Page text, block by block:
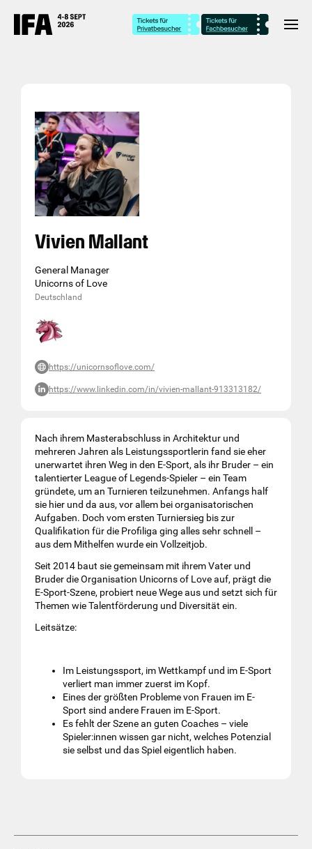
Vivien Mallant
General Manager
Unicorns of Love
Deutschland
https://unicornsoflove.com/
https://www.linkedin.com/in/vivien-mallant-913313182/
Nach ihrem Masterabschluss in Architektur und
mehreren Jahren als Leistungssportlerin fand sie eher
unerwartet ihren Weg in den E-Sport, als ihr Bruder – ein
talentierter League of Legends-Spieler – ein Team
gründete, um an Turnieren teilzunehmen. Anfangs half
sie hier und da aus, vor allem bei organisatorischen
Aufgaben. Doch vom ersten Turniersieg bis zur
Qualifikation für die Profiliga ging alles sehr schnell –
aus dem Mithelfen wurde ein Vollzeitjob.
Seit 2014 baut sie gemeinsam mit ihrem Vater und
Bruder die Organisation Unicorns of Love auf, prägt die
E-Sport-Szene, probiert neue Wege aus und setzt sich für
Themen wie Talentförderung und Diversität ein.
Leitsätze:
Im Leistungssport, im Wettkampf und im E-Sport
verliert man immer zuerst im Kopf.
Eines der größten Probleme von Frauen im E-
Sport sind andere Frauen im E-Sport.
Es fehlt der Szene an guten Coaches – viele
Spieler:innen wissen gar nicht, welches Potenzial
sie selbst und das Spiel eigentlich haben.